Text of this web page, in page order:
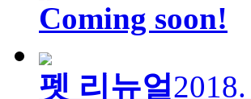
Coming soon!
펫 리뉴얼